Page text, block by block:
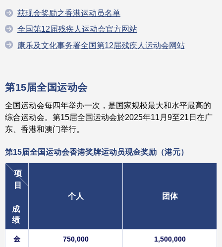
获现金奖励之香港运动员名单
全国第12届残疾人运动会官方网站
康乐及文化事务署全国第12届残疾人运动会网站
第15届全国运动会
全国运动会每四年举办一次，是国家规模最大和水平最高的
综合运动会。第15届全国运动会於2025年11月9至21日在广
东、香港和澳门举行。
第15届全国运动会香港奖牌运动员现金奖励（港元）
项
目
成
绩
个人 团体
金
750,000 1,500,000